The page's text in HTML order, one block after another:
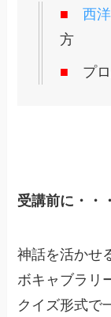
■ 西
方
■ プロ
受講前に・・
神話を活かせ
ボキャブラリ
クイズ形式で